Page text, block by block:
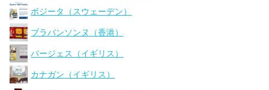
ボジータ（スウェーデン）
ブラバンソンヌ（香港）
バージェス（イギリス）
カナガン（イギリス）